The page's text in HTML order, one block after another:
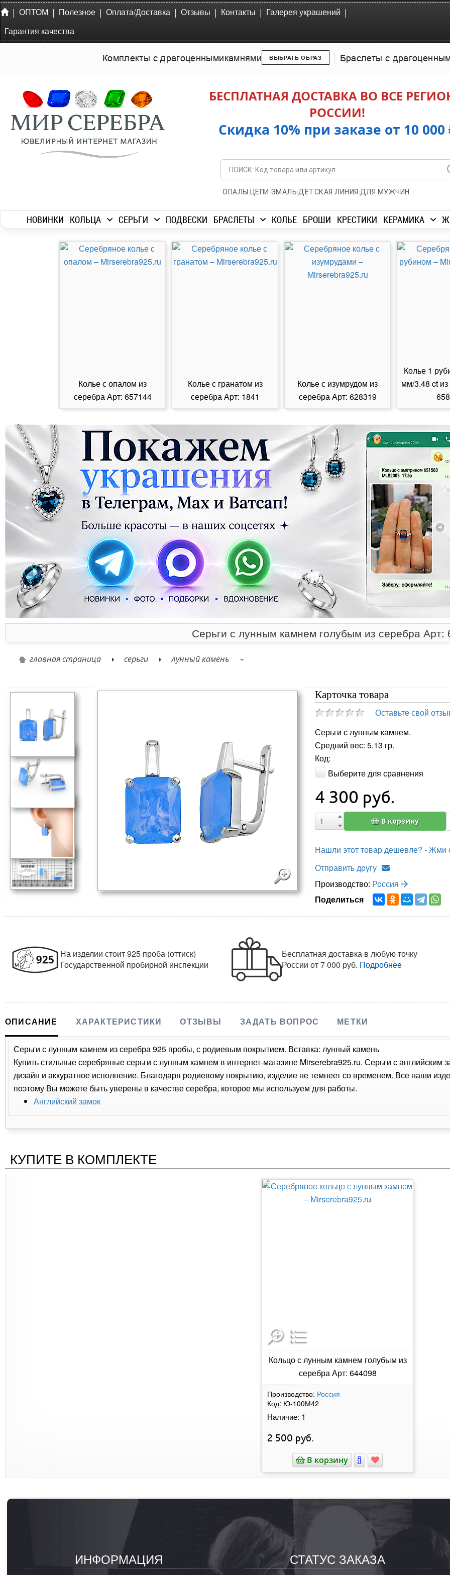
| ОПТОМ | Полезное | Оплата/Доставка | Отзывы | Контакты | Галерея украшений |
Гарантия качества
Комплекты с драгоценнымикамнями ВЫБРАТЬ ОБРАЗ Браслеты с
БЕСПЛАТНАЯ ДОСТАВКА ВО ВСЕ
РОССИИ!
Скидка 10% при заказе от 10 000
ОПАЛЫ | ЦЕПИ |ЭМАЛЬ|ДЕТСКАЯ ЛИНИЯ |ДЛЯ МУЖЧИН
НОВИНКИ КОЛЬЦА СЕРЬГИ ПОДВЕСКИ БРАСЛЕТЫ КОЛЬЕ БРОШИ КРЕСТИКИ КЕРАМИКА
Колье с опалом из
серебра Арт: 657144
Колье с гранатом из
серебра Арт: 1841
Колье с изумрудом из
серебра Арт: 628319
Колье 1
мм/3.48 ct
Серьги с лунным камнем голубым из серебра Арт:
главная страница серьги лунный камень
Карточка товара
Оставьте свой
Серьги с лунным камнем.
Средний вес: 5.13 гр.
Код:
Выберите для сравнения
4 300 руб.
В корзину
Нашли этот товар дешевле? - Жми
Отправить другу
Производство: Россия
Поделиться
На изделии стоит 925 проба (оттиск)
Государственной пробирной инспекции
Бесплатная доставка в любую точку
Россииот 7 000 руб. Подробнее
ОПИСАНИЕ ХАРАКТЕРИСТИКИ ОТЗЫВЫ ЗАДАТЬ ВОПРОС МЕТКИ
Серьги с лунным камнем из серебра 925 пробы, с родиевым покрытием. Вставка: лунный камень
Купить стильные серебряные серьги с лунным камнем в интернет-магазине Mirserebra925.ru. Серьги с
дизайн и аккуратное исполнение. Благодаря родиевому покрытию, изделие не темнеет со временем. Все наши
поэтому Вы можете быть уверены в качестве серебра, которое мы используем для работы.
Английский замок
КУПИТЕ В КОМПЛЕКТЕ
Кольцо с лунным камнем голубым из
серебра Арт: 644098
Производство: Россия
Код: Ю-100М42
Наличие: 1
2 500 руб.
В корзину
ИНФОРМАЦИЯ СТАТУС ЗАКАЗА